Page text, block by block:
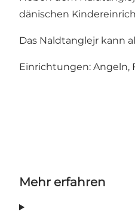
dänischen
Das Naldtanglejr kann
Einrichtungen: Angeln,
Mehr erfahren